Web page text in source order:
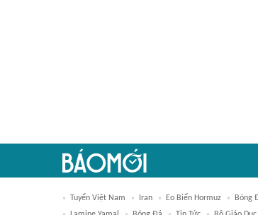
Tuyển Việt Nam Iran Eo Biển Hormuz Bóng